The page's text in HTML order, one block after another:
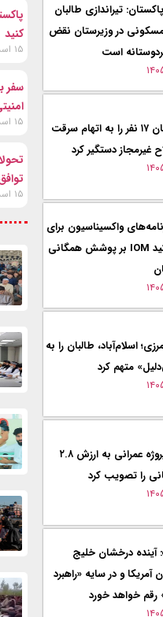
تیراندازی طالبان
در وزیرستان نقض
است
پلیس طالبان ۱۷ نفر را به اتهام سرقت
دستگیر کرد
واکسیناسیون برای
آوارگان؛ تأکید IOM بر پوشش همگانی
اسلام‌آباد، طالبان را به
متهم کرد
طالبان ۱۹ پروژه عمرانی به ارزش ۲.۸
را تصویب کرد
آینده درخشان خلیج
آمریکا و در سایه «راهبرد
رقم خواهد خورد
کنید
۱۵ اسد ۱۴۰۵
سفر
۱۵ اسد ۱۴۰۵
۱۵ اسد ۱۴۰۵